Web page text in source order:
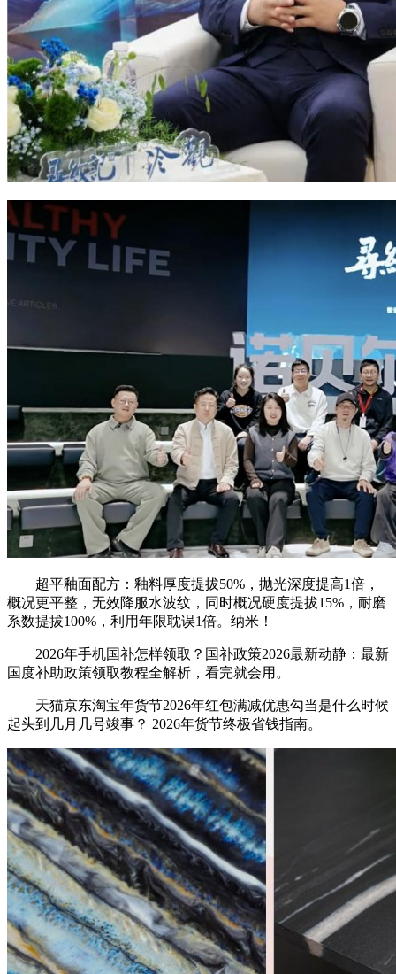
超平釉面配方：釉料厚度提拔50%，抛光深度提高1倍，
概况更平整，无效降服水波纹，同时概况硬度提拔15%，耐磨
系数提拔100%，利用年限耽误1倍。纳米！
2026年手机国补怎样领取？国补政策2026最新动静：最新
国度补助政策领取教程全解析，看完就会用。
天猫京东淘宝年货节2026年红包满减优惠勾当是什么时候
起头到几月几号竣事？ 2026年货节终极省钱指南。